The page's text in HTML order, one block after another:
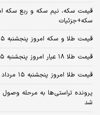
سکه+جزئیات
قیمت طلا و سکه امروز پنجشنبه ۱۵ مرداد ۱۴۰۵/افزایش قیمت طلا و سکه
قیمت طلا ۱۸ عیار امروز پنجشنبه ۱۵ مرداد ۱۴۰۵/افزایش قیمت طلا
قیمت طلا امروز پنجشنبه ۱۵ مرداد ۱۴۰۵/افزایش قیمت طلا
شد